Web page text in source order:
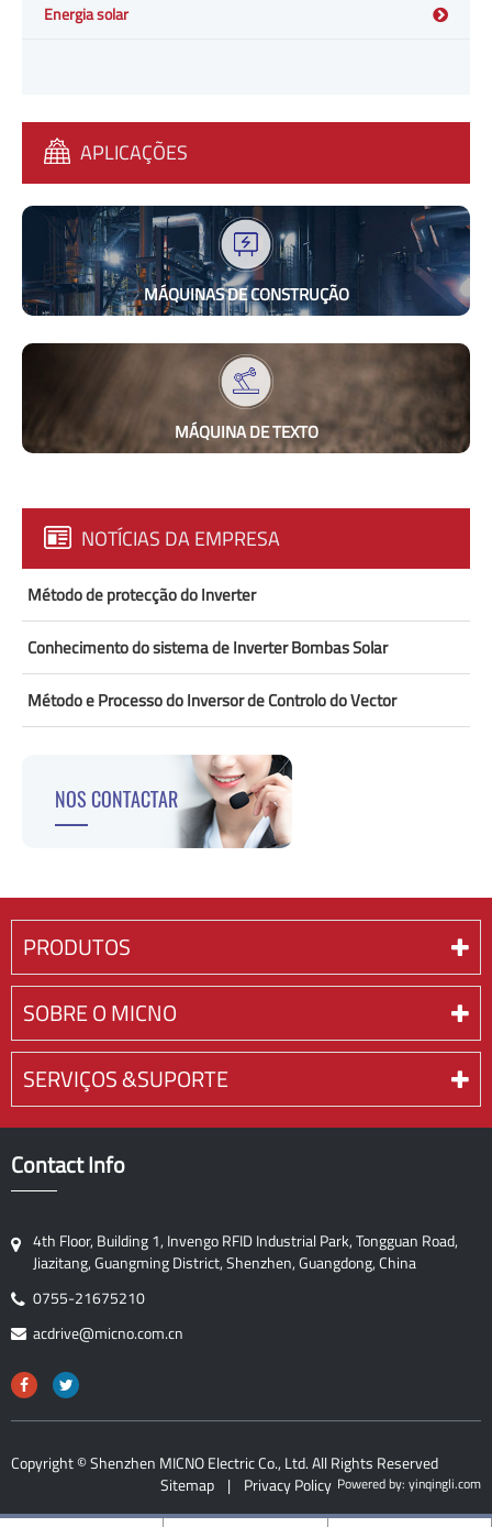
Energia solar
APLICAÇÕES
MÁQUINAS DE CONSTRUÇÃO
MÁQUINA DE TEXTO
NOTÍCIAS DA EMPRESA
Método de protecção do Inverter
Conhecimento do sistema de Inverter Bombas Solar
Método e Processo do Inversor de Controlo do Vector
NOS CONTACTAR
PRODUTOS
SOBRE O MICNO
SERVIÇOS &SUPORTE
Contact Info
4th Floor, Building 1, Invengo RFID Industrial Park, Tongguan Road,
Jiazitang, Guangming District, Shenzhen, Guangdong, China
0755-21675210
acdrive@micno.com.cn
Copyright ©Shenzhen MICNO Electric Co., Ltd.All Rights Reserved
Powered by: yinqingli.com
Sitemap | Privacy Policy